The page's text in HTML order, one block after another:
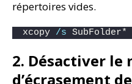
répertoires vides.
xcopy /s SubFolder*
2. Désactiver le
d’écrasement